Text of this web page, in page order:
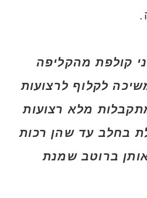
קולפת מהקליפה
לקלוף לרצועות
מלא רצועות
בחלב עד שהן רכות
ברוטב שמנת